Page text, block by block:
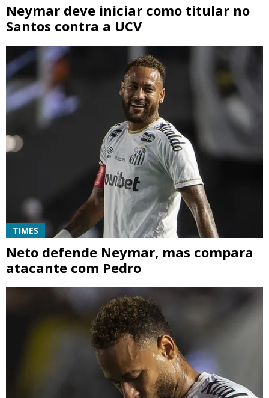
Neymar deve iniciar como titular no
Santos contra a UCV
TIMES
Neto defende Neymar, mas compara
atacante com Pedro